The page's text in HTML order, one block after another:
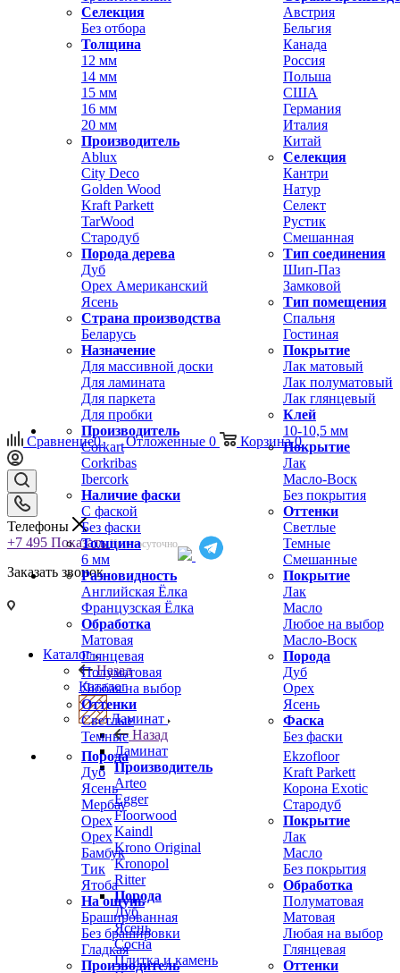
Селекция
Без отбора
Австрия
Бельгия
Толщина
12 мм
14 мм
15 мм
16 мм
20 мм
Производитель
Ablux
City Deco
Golden Wood
Kraft Parkett
TarWood
Стародуб
Порода дерева
Дуб
Орех Американский
Ясень
Страна производства
Беларусь
Канада
Россия
Польша
США
Германия
Италия
Китай
Селекция
Кантри
Натур
Селект
Рустик
Смешанная
Тип соединения
Шип-Паз
Замковой
Тип помещения
Спальня
Гостиная
Назначение
Для массивной доски
Для ламината
Для паркета
Для пробки
Покрытие
Лак матовый
Лак полуматовый
Лак глянцевый
Клей
Производитель
Corkart
Corkribas
Ibercork
Наличие фаски
С фаской
Без фаски
Толщина
6 мм
10-10,5 мм
Покрытие
Лак
Масло-Воск
Без покрытия
Оттенки
Светлые
Темные
Смешанные
Разновидность
Английская Ёлка
Французская Ёлка
Обработка
Матовая
Глянцевая
Полуматовая
Любая на выбор
Оттенки
Светлые
Темные
Покрытие
Лак
Масло
Любое на выбор
Масло-Воск
Порода
Дуб
Орех
Ясень
Фаска
Без фаски
Порода
Дуб
Ясень
Мербау
Орех
Орех
Бамбук
Тик
Ятоба
На ощупь
Брашированная
Без брашировки
Гладкая
Производитель
Ekzofloor
Kraft Parkett
Корона Exotic
Стародуб
Покрытие
Лак
Масло
Без покрытия
Обработка
Полуматовая
Матовая
Любая на выбор
Глянцевая
Оттенки
Сравнение0 Отложенные 0 Корзина 0
Телефоны
+7 495 Показать Круглосуточно
Заказать звонок
Каталог
Назад
Каталог
Ламинат
Назад
Ламинат
Производитель
Arteo
Egger
Floorwood
Kaindl
Krono Original
Kronopol
Ritter
Порода
Дуб
Ясень
Сосна
Плитка и камень